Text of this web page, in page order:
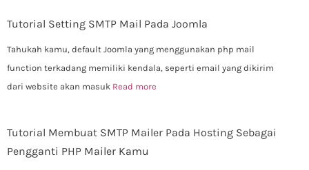
Tutorial Setting SMTP Mail Pada Joomla
Tahukah kamu, default Joomla yang menggunakan php mail
function terkadang memiliki kendala, seperti email yang dikirim
dari website akan masuk Read more
Tutorial Membuat SMTP Mailer Pada Hosting Sebagai
Pengganti PHP Mailer Kamu